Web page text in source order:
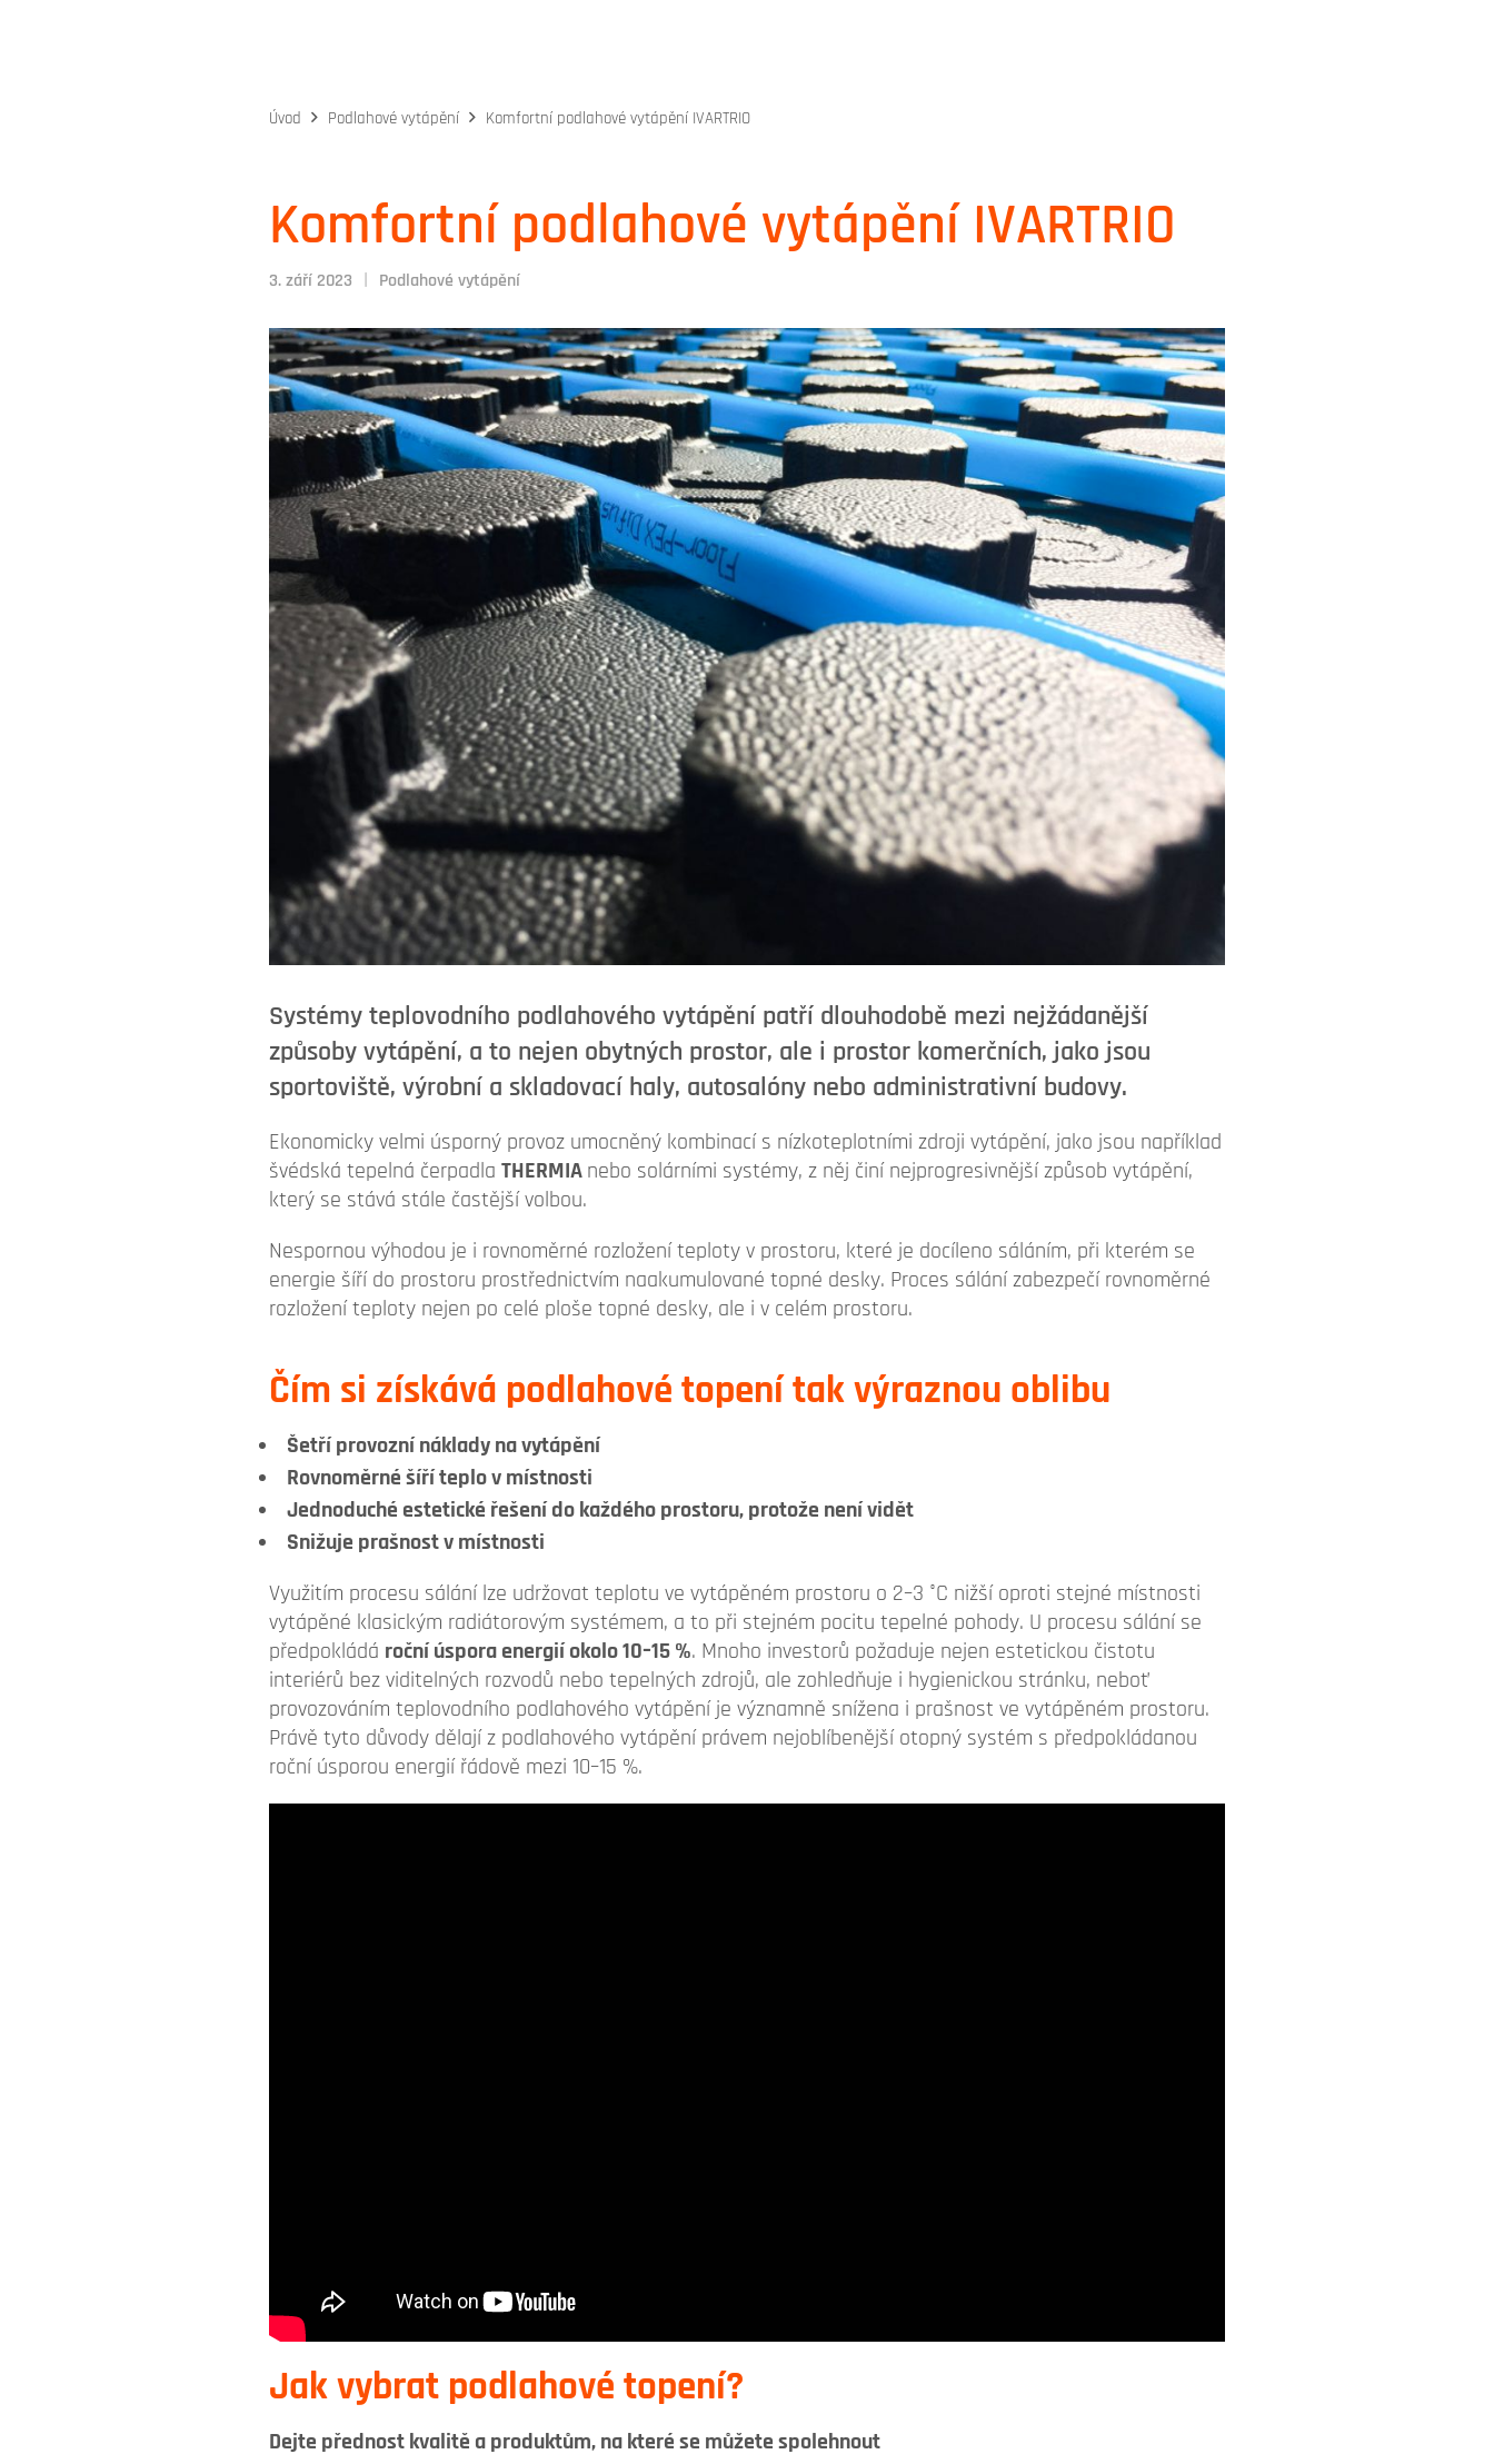
Úvod Podlahové vytápění Komfortní podlahové vytápění IVARTRIO
Komfortní podlahové vytápění IVARTRIO
3. září 2023 | Podlahové vytápění
Systémy teplovodního podlahového vytápění patří dlouhodobě mezi nejžádanější
způsoby vytápění, a to nejen obytných prostor, ale i prostor komerčních, jako jsou
sportoviště, výrobní a skladovací haly, autosalóny nebo administrativní budovy.
Ekonomicky velmi úsporný provoz umocněný kombinací s nízkoteplotními zdroji vytápění, jako jsou například
švédská tepelná čerpadla THERMIAnebo solárními systémy, z něj činí nejprogresivnější způsob vytápění,
který se stává stále častější volbou.
Nespornou výhodou je i rovnoměrné rozložení teploty v prostoru, které je docíleno sáláním, při kterém se
energie šíří do prostoru prostřednictvím naakumulované topné desky. Proces sálání zabezpečí rovnoměrné
rozložení teploty nejen po celé ploše topné desky, ale i v celém prostoru.
Čím si získává podlahové topení tak výraznou oblibu
Šetří provozní náklady na vytápění
Rovnoměrné šíří teplo v místnosti
Jednoduché estetické řešení do každého prostoru, protože není vidět
Snižuje prašnost v místnosti
Využitím procesu sálání lze udržovat teplotu ve vytápěném prostoru o 2–3 °C nižší oproti stejné místnosti
vytápěné klasickým radiátorovým systémem, a to při stejném pocitu tepelné pohody. U procesu sálání se
předpokládá roční úspora energií okolo 10–15 %. Mnoho investorů požaduje nejen estetickou čistotu
interiérů bez viditelných rozvodů nebo tepelných zdrojů, ale zohledňuje i hygienickou stránku, neboť
provozováním teplovodního podlahového vytápění je významně snížena i prašnost ve vytápěném prostoru.
Právě tyto důvody dělají z podlahového vytápění právem nejoblíbenější otopný systém s předpokládanou
roční úsporou energií řádově mezi 10–15 %.
Jak vybrat podlahové topení?
Dejte přednost kvalitě a produktům, na které se můžete spolehnout